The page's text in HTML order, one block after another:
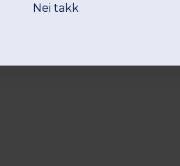
Nei takk